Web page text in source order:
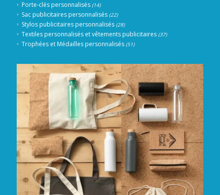
Porte-clés personnalisés (14)
Sac publicitaires personnalisés (22)
Stylos publicitaires personnalisés (28)
Textiles personnalisés et vêtements publicitaires (37)
Trophées et Médailles personnalisés (51)